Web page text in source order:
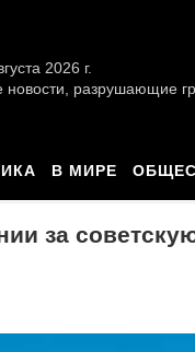
2026 г.
новости, разрушающие
В МИРЕ
за